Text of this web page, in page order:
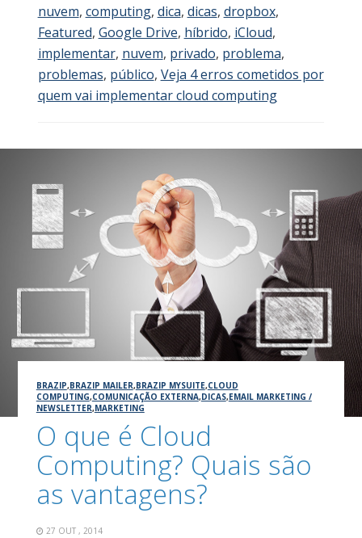
nuvem, computing, dica, dicas, dropbox,
Featured, Google Drive, híbrido, iCloud,
implementar, nuvem, privado, problema,
problemas, público, Veja 4 erros cometidos por
quem vai implementar cloud computing
BRAZIP,BRAZIP MAILER,BRAZIP MYSUITE,CLOUD
COMPUTING,COMUNICAÇÃO EXTERNA,DICAS,EMAIL MARKETING /
NEWSLETTER,MARKETING
O que é Cloud
Computing? Quais são
as vantagens?
27 OUT , 2014